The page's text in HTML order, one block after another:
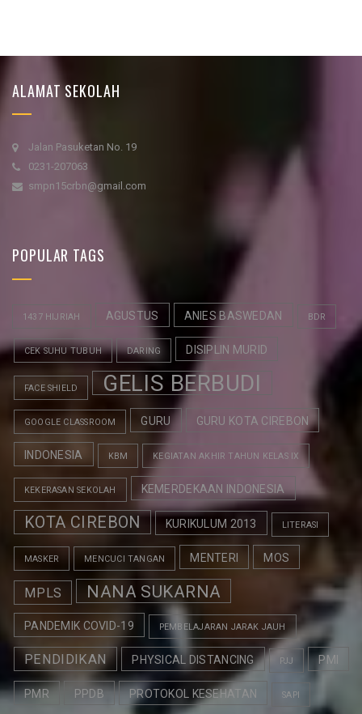
ALAMAT SEKOLAH
Jalan Pasuketan No. 19
0231-207063
smpn15crbn@gmail.com
POPULAR TAGS
1437 HIJRIAH AGUSTUS ANIES BASWEDAN BDR
CEK SUHU TUBUH DARING DISIPLIN MURID
FACE SHIELD GELIS BERBUDI
GOOGLE CLASSROOM GURU GURU KOTA CIREBON
INDONESIA KBM KEGIATAN AKHIR TAHUN KELAS IX
KEKERASAN SEKOLAH KEMERDEKAAN INDONESIA
KOTA CIREBON KURIKULUM 2013 LITERASI
MASKER MENCUCI TANGAN MENTERI MOS
MPLS NANA SUKARNA
PANDEMIK COVID-19 PEMBELAJARAN JARAK JAUH
PENDIDIKAN PHYSICAL DISTANCING PJJ PMI
PMR PPDB PROTOKOL KESEHATAN SAPI